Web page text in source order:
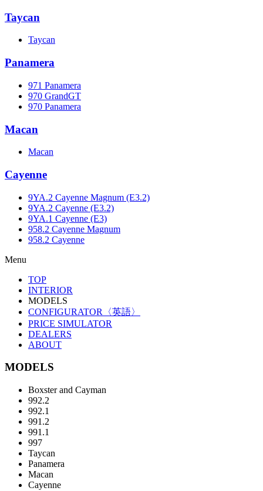
Taycan
Taycan
Panamera
971 Panamera
970 GrandGT
970 Panamera
Macan
Macan
Cayenne
9YA.2 Cayenne Magnum (E3.2)
9YA.2 Cayenne (E3.2)
9YA.1 Cayenne (E3)
958.2 Cayenne Magnum
958.2 Cayenne
Menu
TOP
INTERIOR
MODELS
CONFIGURATOR〈英語〉
PRICE SIMULATOR
DEALERS
ABOUT
MODELS
Boxster and Cayman
992.2
992.1
991.2
991.1
997
Taycan
Panamera
Macan
Cayenne